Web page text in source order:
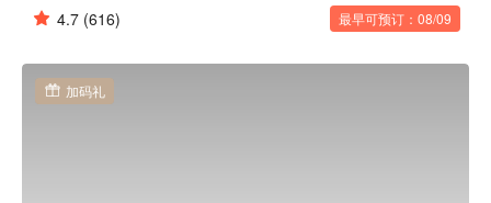
4.7 (616) 最早可预订：08/09
加码礼